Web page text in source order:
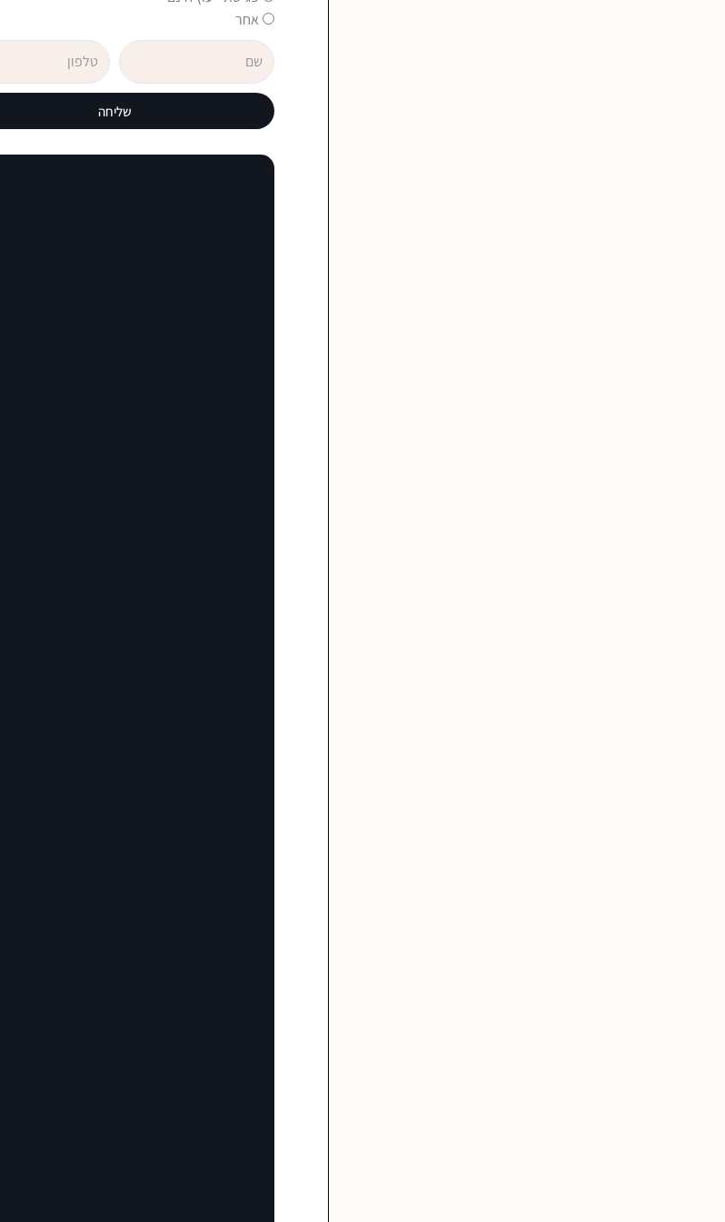
פיתחנו מסלולי לימודים מורחבים ומתקדמים.
הקורס מותאם גם לאלו שאין להן ניסיון קודם
אחר
שם טלפון
שליחה